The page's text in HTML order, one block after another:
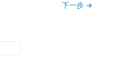
下一步 →